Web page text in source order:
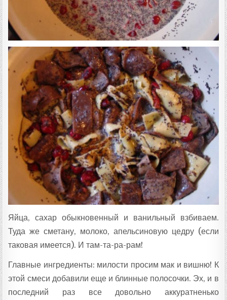
Яйца, сахар обыкновенный и ванильный взбиваем.
Туда же сметану, молоко, апельсиновую цедру (если
таковая имеется). И там-та-ра-рам!
Главные ингредиенты: милости просим мак и вишню! К
этой смеси добавили еще и блинные полосочки. Эх, и в
последний раз все довольно аккуратненько